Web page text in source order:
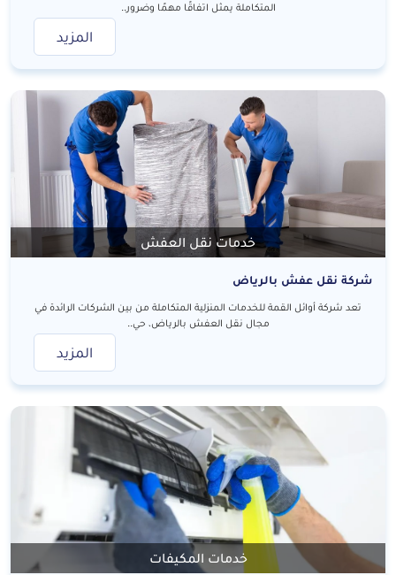
المتكاملة يمثل اتفاقًا مهمًا وضرور..
المزيد
خدمات نقل العفش
شركة نقل عفش بالرياض
تعد شركة أوائل القمة للخدمات المنزلية المتكاملة من بين الشركات الرائدة في
مجال نقل العفش بالرياض، حي..
المزيد
خدمات المكيفات